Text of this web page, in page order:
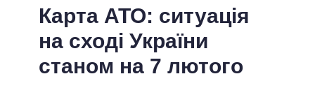
ПОДІЇ
СТАТТІ
ДУМКИ
ЕКОНОМІКА
СУСПІЛЬСТВО
СВІТ
ОБIЦЯНКИ
ПОЛIТИКИ
УСІ ПОЛІТИКИІНФОГРАФІКА
Карта АТО: ситуація
на сході України
станом на 7 лютого